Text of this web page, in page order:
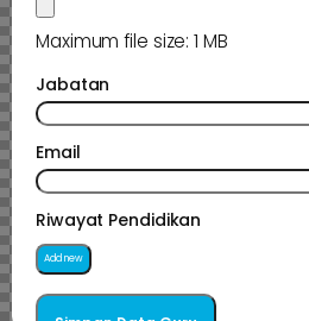
Maximum file size: 1 MB
Jabatan
Email
Riwayat Pendidikan
Add new